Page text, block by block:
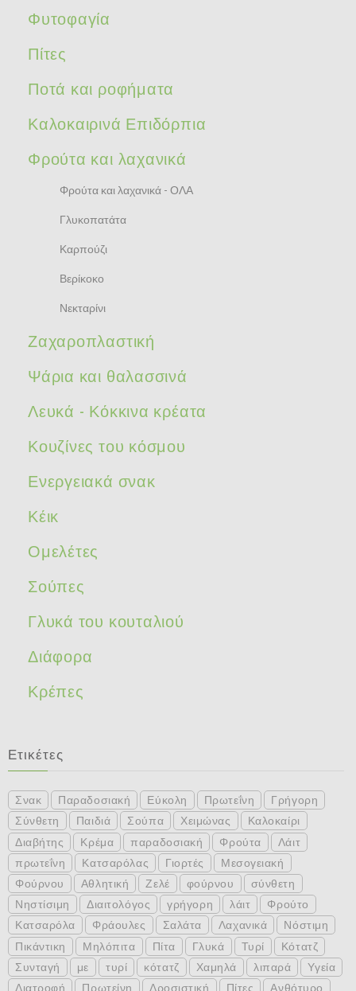
Φυτοφαγία
Πίτες
Ποτά και ροφήματα
Καλοκαιρινά Επιδόρπια
Φρούτα και λαχανικά
Φρούτα και λαχανικά - ΟΛΑ
Γλυκοπατάτα
Καρπούζι
Βερίκοκο
Νεκταρίνι
Ζαχαροπλαστική
Ψάρια και θαλασσινά
Λευκά - Κόκκινα κρέατα
Κουζίνες του κόσμου
Ενεργειακά σνακ
Κέικ
Ομελέτες
Σούπες
Γλυκά του κουταλιού
Διάφορα
Κρέπες
Ετικέτες
Σνακ Παραδοσιακή Εύκολη Πρωτεΐνη
Γρήγορη
Σύνθετη
Παιδιά Σούπα Χειμώνας
Καλοκαίρι
Διαβήτης
Κρέμα παραδοσιακή Φρούτα
Λάιτ
πρωτεΐνη
Κατσαρόλας Γιορτές
Μεσογειακή
Φούρνου
Αθλητική Ζελέ φούρνου
σύνθετη
Νηστίσιμη
Διαιτολόγος γρήγορη λάιτ
Φρούτο
Κατσαρόλα
Φράουλες Σαλάτα Λαχανικά
Νόστιμη
Πικάντικη
Μηλόπιτα Πίτα Γλυκά Τυρί
Κότατζ
Συνταγή
με τυρί κότατζ Χαμηλά λιπαρά
Υγεία
Διατροφή
Πρωτείνη Δροσιστική Πίτες Ανθότυρο